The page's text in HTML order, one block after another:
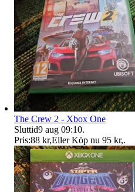
The Crew 2 - Xbox One
Sluttid9 aug 09:10.
Pris:88 kr,Eller Köp nu 95 kr,.